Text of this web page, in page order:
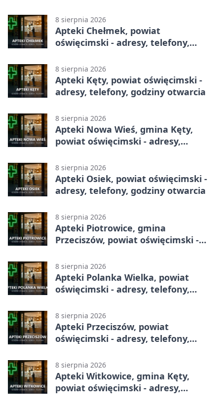
8 sierpnia 2026
Apteki Chełmek, powiat
oświęcimski - adresy, telefony,
8 sierpnia 2026
Apteki Kęty, powiat oświęcimski -
adresy, telefony, godziny otwarcia
8 sierpnia 2026
Apteki Nowa Wieś, gmina Kęty,
powiat oświęcimski - adresy,
8 sierpnia 2026
Apteki Osiek, powiat oświęcimski -
adresy, telefony, godziny otwarcia
8 sierpnia 2026
Apteki Piotrowice, gmina
Przeciszów, powiat oświęcimski -
8 sierpnia 2026
Apteki Polanka Wielka, powiat
oświęcimski - adresy, telefony,
8 sierpnia 2026
Apteki Przeciszów, powiat
oświęcimski - adresy, telefony,
8 sierpnia 2026
Apteki Witkowice, gmina Kęty,
powiat oświęcimski - adresy,